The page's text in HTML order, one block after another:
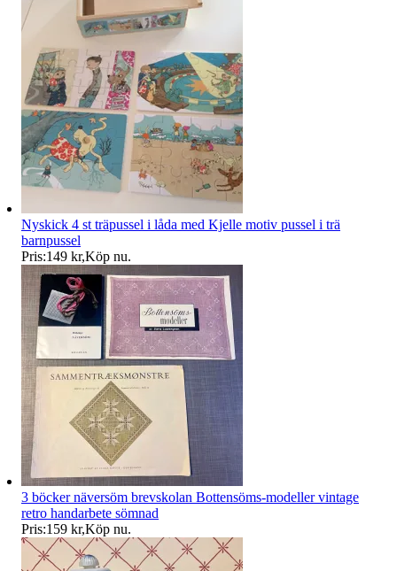
Nyskick 4 st träpussel i låda med Kjelle motiv pussel i trä
barnpussel
Pris:149 kr,Köp nu.
3 böcker näversöm brevskolan Bottensöms-modeller vintage
retro handarbete sömnad
Pris:159 kr,Köp nu.